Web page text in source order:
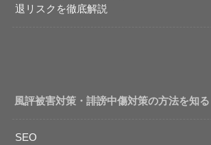
退リスクを徹底解説
風評被害対策・誹謗中傷対策の方法を知る
SEO